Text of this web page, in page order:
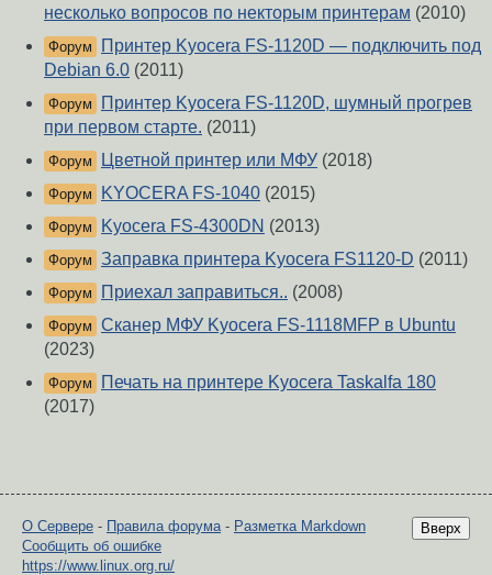
несколько вопросов по некторым принтерам (2010)
Форум
Принтер Kyocera FS-1120D — подключить под
Debian 6.0 (2011)
Форум
Принтер Kyocera FS-1120D, шумный прогрев
при первом старте. (2011)
Форум Цветной принтер или МФУ (2018)
Форум KYOCERA FS-1040 (2015)
Форум Kyocera FS-4300DN (2013)
Форум Заправка принтера Kyocera FS1120-D (2011)
Форум Приехал заправиться.. (2008)
Форум Сканер МФУ Kyocera FS-1118MFP в Ubuntu
(2023)
Форум
Печать на принтере Kyocera Taskalfa 180
(2017)
Вверх
О Сервере - Правила форума- Разметка Markdown
Сообщить об ошибке
https://www.linux.org.ru/